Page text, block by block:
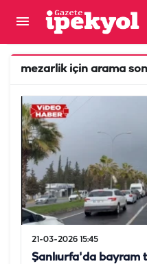
mezarlikiçin arama
21-03-2026 15:45
Şanlıurfa'da bayram